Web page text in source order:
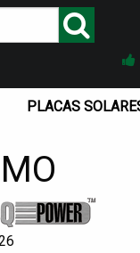
PLACAS